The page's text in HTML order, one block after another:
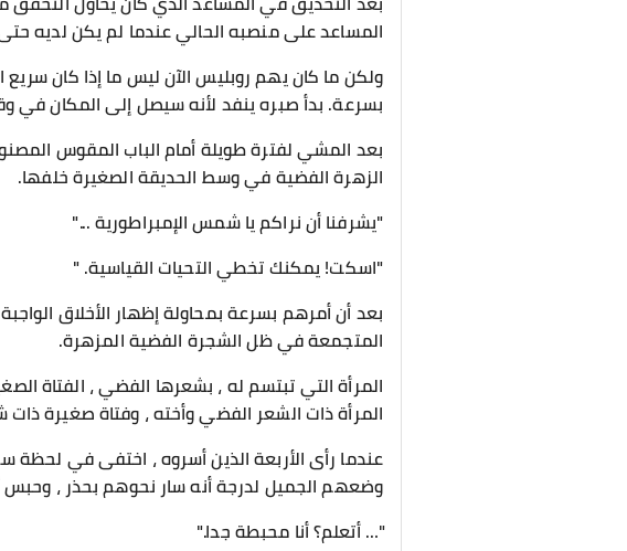
المساعد على منصبه الحالي عندما لم يكن لديه
ولكن ما كان يهم روبليس الآن ليس ما إذا كان
بسرعة. بدأ صبره ينفد لأنه سيصل إلى المكان في
بعد المشي لفترة طويلة أمام الباب المقوس
الزهرة الفضية في وسط الحديقة الصغيرة خلفها.
"يشرفنا أن نراكم يا شمس الإمبراطورية ..."
"اسكت! يمكنك تخطي التحيات القياسية. "
بعد أن أمرهم بسرعة بمحاولة إظهار الأخلاق
المتجمعة في ظل الشجرة الفضية المزهرة.
المرأة التي تبتسم له ، بشعرها الفضي ، الفتاة
المرأة ذات الشعر الفضي وأخته ، وفتاة صغيرة
عندما رأى الأربعة الذين أسروه ، اختفى في
وضعهم الجميل لدرجة أنه سار نحوهم بحذر ،
"… أتعلم؟ أنا محبطة جدا."